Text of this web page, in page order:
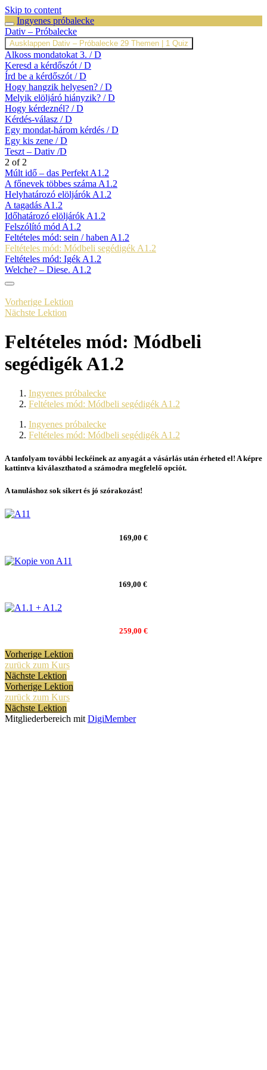
Skip to content
Ingyenes próbalecke
Dativ – Próbalecke
Ausklappen Dativ – Próbalecke 29 Themen 1 Quiz
Alkoss mondatokat 3. / D
Keresd a kérdőszót / D
Írd be a kérdőszót / D
Hogy hangzik helyesen? / D
Melyik elöljáró hiányzik? / D
Hogy kérdeznél? / D
Kérdés-válasz / D
Egy mondat-három kérdés / D
Egy kis zene / D
Teszt – Dativ /D
2 of 2
Múlt idő – das Perfekt A1.2
A főnevek többes száma A1.2
Helyhatározó elöljárók A1.2
A tagadás A1.2
Időhatározó elöljárók A1.2
Felszólító mód A1.2
Feltételes mód: sein / haben A1.2
Feltételes mód: Módbeli segédigék A1.2
Feltételes mód: Igék A1.2
Welche? – Diese. A1.2
Vorherige Lektion
Nächste Lektion
Feltételes mód: Módbeli
segédigék A1.2
Ingyenes próbalecke
Feltételes mód: Módbeli segédigék A1.2
Ingyenes próbalecke
Feltételes mód: Módbeli segédigék A1.2
A tanfolyam további leckéinek az anyagát a vásárlás után érheted el! A képre
kattintva kiválaszthatod a számodra megfelelő opciót.
A tanuláshoz sok sikert és jó szórakozást!
169,00 €
169,00 €
259,00 €
Vorherige Lektion
zurück zum Kurs
Nächste Lektion
Vorherige Lektion
zurück zum Kurs
Nächste Lektion
Mitgliederbereich mitDigiMember